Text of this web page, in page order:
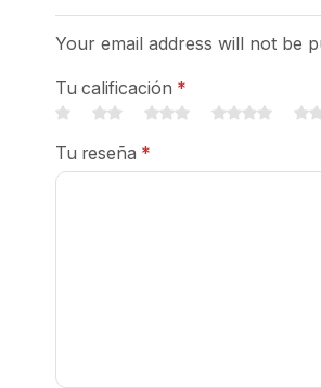
Your email address will not be
Tu calificación *
Tu reseña *